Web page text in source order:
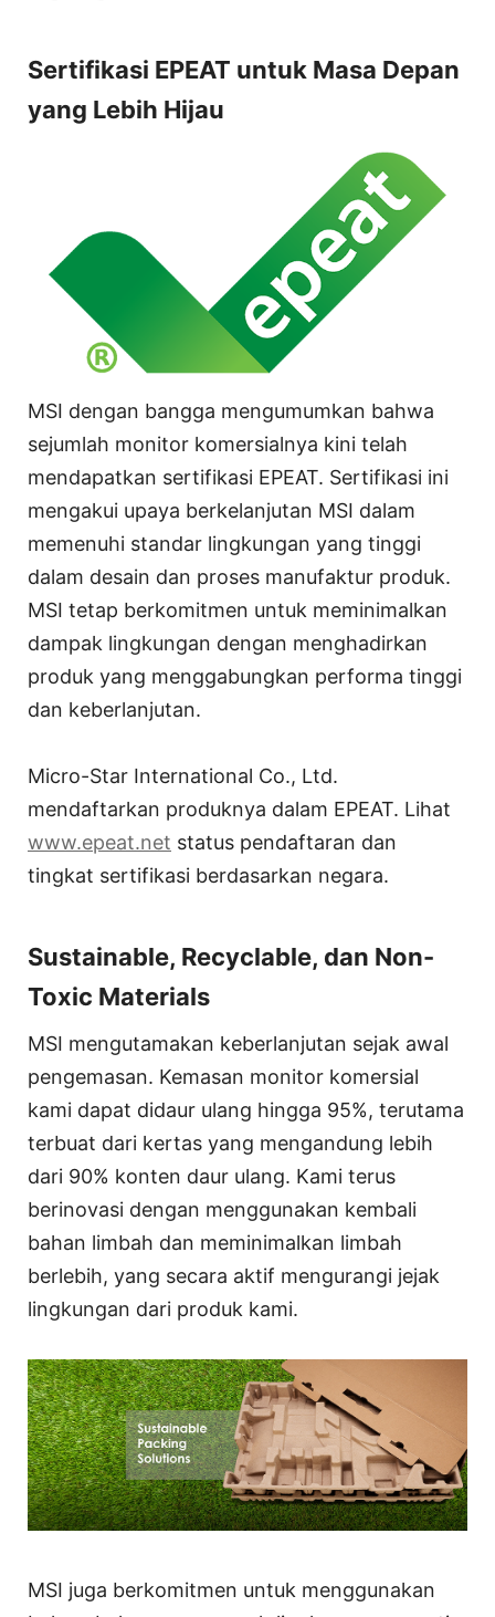
Sertifikasi EPEAT untuk Masa Depan
yang Lebih Hijau
MSI dengan bangga mengumumkan bahwa
sejumlah monitor komersialnya kini telah
mendapatkan sertifikasi EPEAT. Sertifikasi ini
mengakui upaya berkelanjutan MSI dalam
memenuhi standar lingkungan yang tinggi
dalam desain dan proses manufaktur produk.
MSI tetap berkomitmen untuk meminimalkan
dampak lingkungan dengan menghadirkan
produk yang menggabungkan performa tinggi
dan keberlanjutan.
Micro-Star International Co., Ltd.
mendaftarkan produknya dalam EPEAT. Lihat
www.epeat.net status pendaftaran dan
tingkat sertifikasi berdasarkan negara.
Sustainable, Recyclable, dan Non-
Toxic Materials
MSI mengutamakan keberlanjutan sejak awal
pengemasan. Kemasan monitor komersial
kami dapat didaur ulang hingga 95%, terutama
terbuat dari kertas yang mengandung lebih
dari 90% konten daur ulang. Kami terus
berinovasi dengan menggunakan kembali
bahan limbah dan meminimalkan limbah
berlebih, yang secara aktif mengurangi jejak
lingkungan dari produk kami.
MSI juga berkomitmen untuk menggunakan